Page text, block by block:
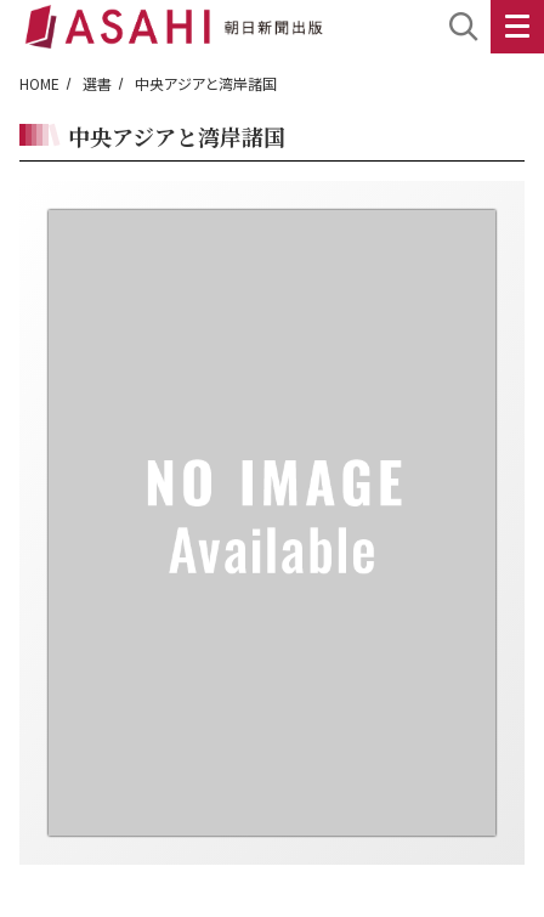
HOME 選書 中央アジアと湾岸諸国
中央アジアと湾岸諸国